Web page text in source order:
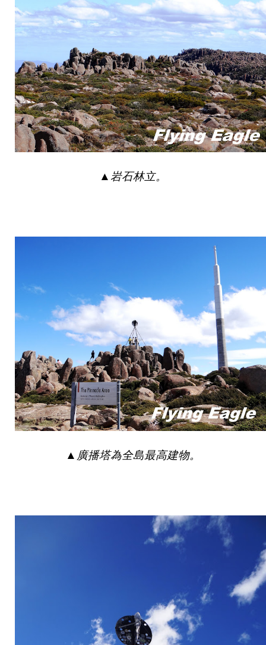
▲ 岩石林立。
▲ 廣播塔為全島最高建物。